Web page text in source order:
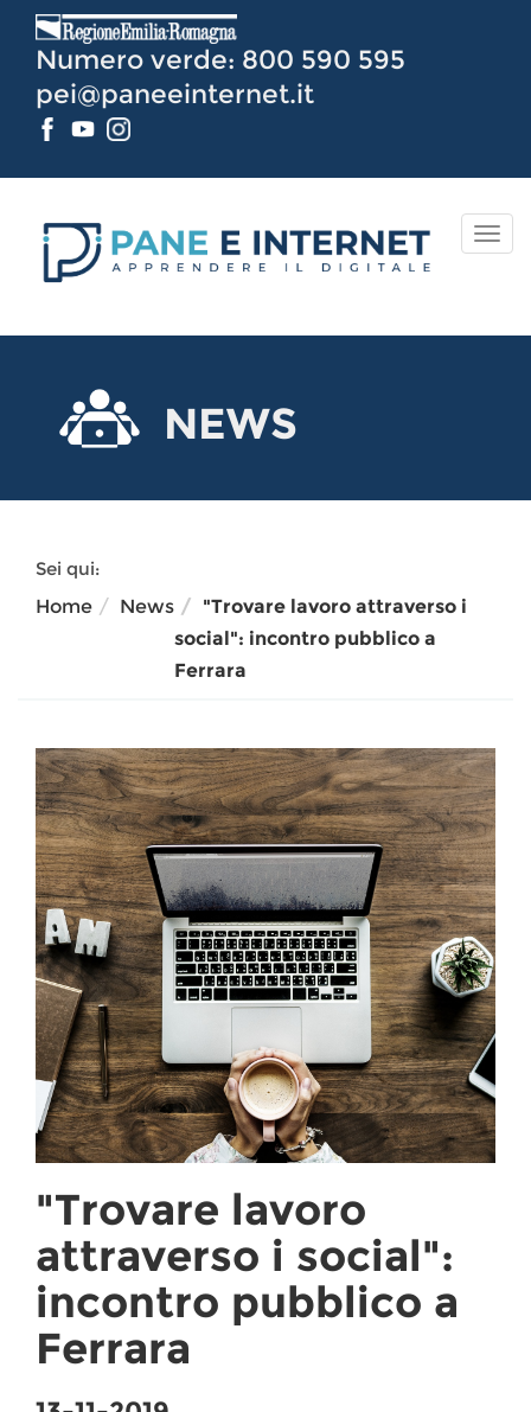
Contenuto
Numero verde: 800 590 595
pei@paneeinternet.it
NEWS
Sei qui:
Home
News
"Trovare lavoro attraverso i
social": incontro pubblico a
Ferrara
"Trovare lavoro
attraverso i social":
incontro pubblico a
Ferrara